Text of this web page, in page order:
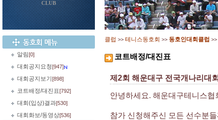
CLUB
알림[0]
대회공지요청[947]
대회공지보기 [898]
코트배정/대진표[792]
대회(입상)결과[530]
대회화보/동영상[536]
클럽 >> 테니스동호회 >> 동호인대회클럽 >>
코트배정/대진표
제2회 해운대구 전국개나리대
안녕하세요. 해운대구테니스협
참가 신청해주신 모든 선수분